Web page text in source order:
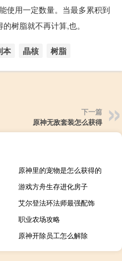
使用一定数量。当最多累积到
树脂就不再计算,也。
本 晶核 树脂
下一篇
原神无敌套装怎么获得
原神里的宠物是怎么获得的
游戏方舟生存进化房子
艾尔登法环法师最强配饰
职业农场攻略
原神开除员工怎么解除